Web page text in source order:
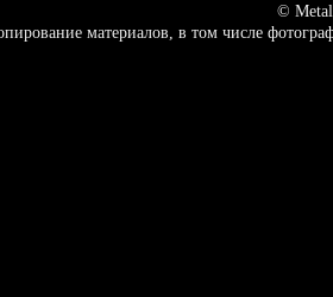
©
материалов, в том числе